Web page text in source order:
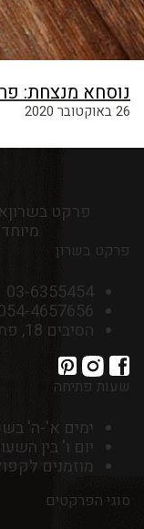
נוסחא מנצחת:
26 באוקטובר 2020
פרקט בשרון
פרקט בשרון
03-6355454
4657656
הסיבים 18, פתח תקווה
שעות פתיחה
ימים א'-ה' בשעות
יום ו' בין השעות 9:00-
מוזמנים
סוגי הפרקטים